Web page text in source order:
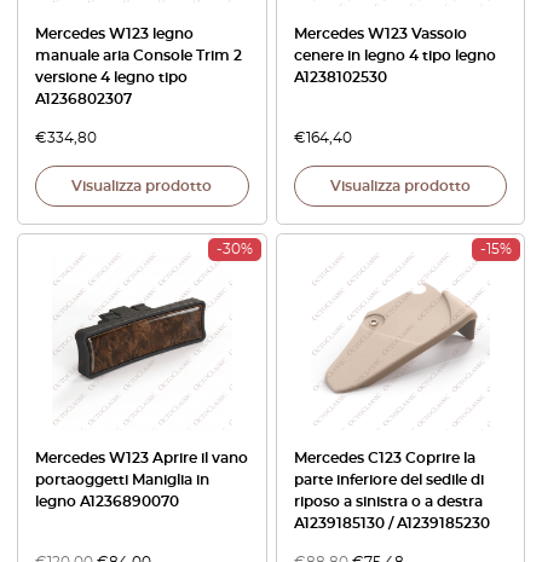
Mercedes W123 legno
manuale aria Console Trim 2
versione 4 legno tipo
A1236802307
€334,80
Visualizza prodotto
Mercedes W123 Vassoio
cenere in legno 4 tipo legno
A1238102530
€164,40
Visualizza prodotto
-30%
Mercedes W123 Aprire il vano
portaoggetti Maniglia in
legno A1236890070
-15%
Mercedes C123 Coprire la
parte inferiore del sedile di
riposo a sinistra o a destra
A1239185130 / A1239185230